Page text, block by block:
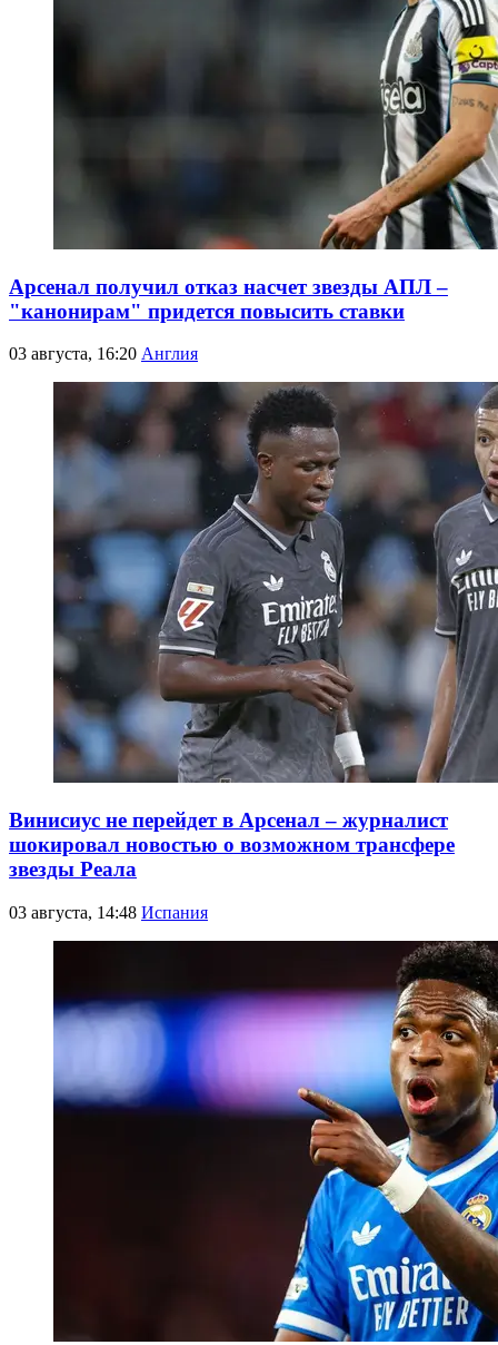
Арсенал получил отказ насчет звезды АПЛ –
"канонирам" придется повысить ставки
03 августа, 16:20 Англия
Винисиус не перейдет в Арсенал – журналист
шокировал новостью о возможном трансфере
звезды Реала
03 августа, 14:48 Испания